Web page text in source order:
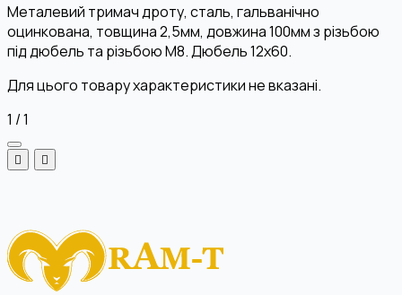
Металевий тримач дроту, сталь, гальванічно
оцинкована, товщина 2,5мм, довжина 100мм з різьбою
під дюбель та різьбою М8. Дюбель 12х60.
Для цього товару характеристики не вказані.
1 /1